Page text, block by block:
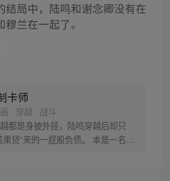
结局中，陆鸣和谢念卿没有在
兰在一起了。
卡师
· 穿越 · 战斗
都是身披外挂，陆鸣穿越后却只
果贷”来的一屁股负债。 本是一名程